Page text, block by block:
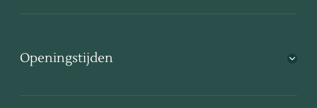
Openingstijden